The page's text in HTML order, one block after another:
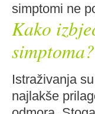
simptomi ne
Kako
simptoma?
Istraživanja
najlakše